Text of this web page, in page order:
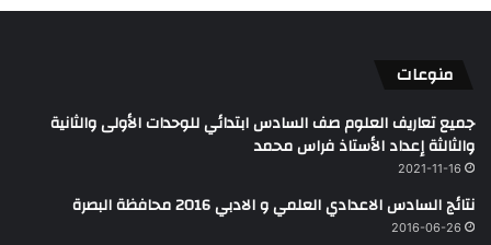
منوعات
جميع تعاريف العلوم صف السادس ابتدائي للوحدات الأولى والثانية
والثالثة إعداد الأستاذ فراس محمد
2021-11-16
نتائج السادس الاعدادي العلمي و الادبي 2016 محافظة البصرة
2016-06-26